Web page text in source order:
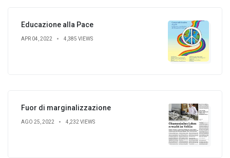
Educazione alla Pace
APR 04, 2022 4,385 VIEWS
Fuor di marginalizzazione
AGO 25, 2022 4,232 VIEWS